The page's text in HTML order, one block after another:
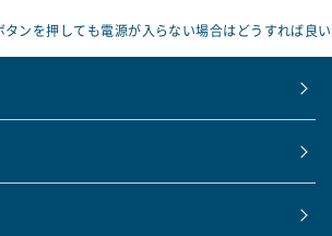
タンを押しても電源が入らない場合はどうすれば良